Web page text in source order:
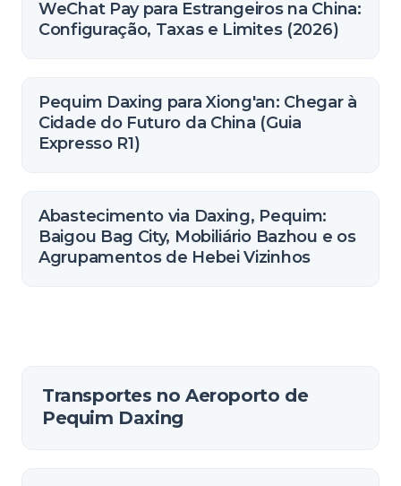
WeChat Pay para Estrangeiros na China:
Configuração, Taxas e Limites (2026)
Pequim Daxing para Xiong'an: Chegar à
Cidade do Futuro da China (Guia
Expresso R1)
Abastecimento via Daxing, Pequim:
Baigou Bag City, Mobiliário Bazhou e os
Agrupamentos de Hebei Vizinhos
Transportes no Aeroporto de
Pequim Daxing